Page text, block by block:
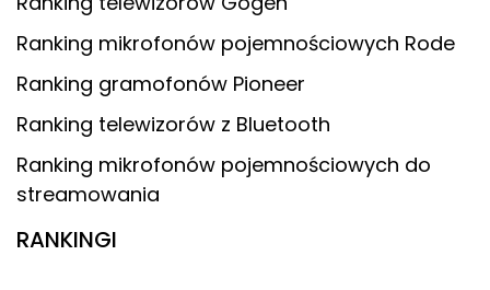
Ranking mikrofonów pojemnościowych Rode
Ranking gramofonów Pioneer
Ranking telewizorów z Bluetooth
Ranking mikrofonów pojemnościowych do
streamowania
RANKINGI